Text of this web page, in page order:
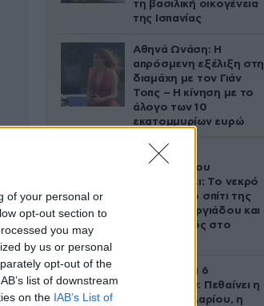
of your personal or
opt-out section to
you may
by us or personal
opt-out of the
list of downstream
on the IAB’s List of
τη βασιλική οικογένεια
της Ισπανίας
Αθηνά Ωνάση: Η
απρόσμενη εξέλιξη στη
διαμάχη με τον Γιάν
Τοπς – Η κίνηση με το
άλογο των 10
εκατομμυρίων ευρώ
Ο Στράτος
Τζώρτζογλου
αποκαλύπτει: Το νεκρό
έμβρυο στο σπίτι της
Μαρίας Γεωργιάδου και
ο εγκλεισμός στο
Σαν σήμερα 6
Αυγούστου: Πεθαίνει η
Ρίτα Σακελλαρίου, η